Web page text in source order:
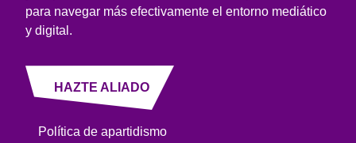
para navegar más efectivamente el entorno mediático
y digital.
HAZTE ALIADO
Política de apartidismo